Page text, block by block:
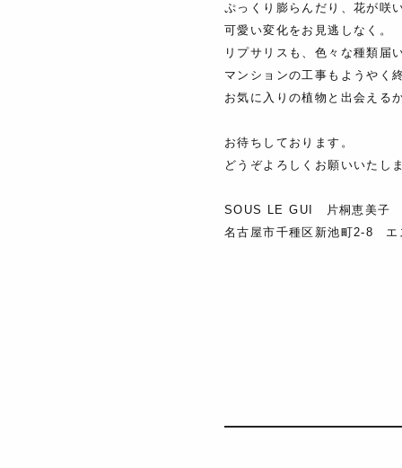
ぷっくり膨らんだり、花が咲
可愛い変化をお見逃しなく。
リプサリスも、色々な種類届
マンションの工事もようやく
お気に入りの植物と出会える
お待ちしております。
どうぞよろしくお願いいたし
SOUS LE GUI 片桐恵美子
名古屋市千種区新池町2-8 エ